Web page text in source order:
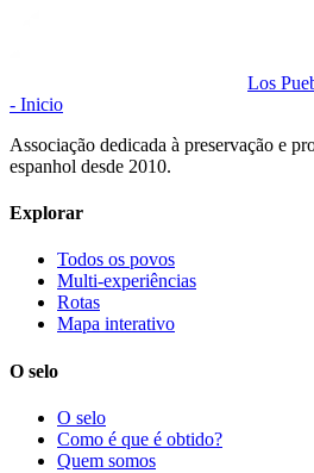
Los
- Inicio
Associação dedicada à preservação e
espanhol desde 2010.
Explorar
Todos os povos
Multi-experiências
Rotas
Mapa interativo
O selo
O selo
Como é que é obtido?
Quem somos